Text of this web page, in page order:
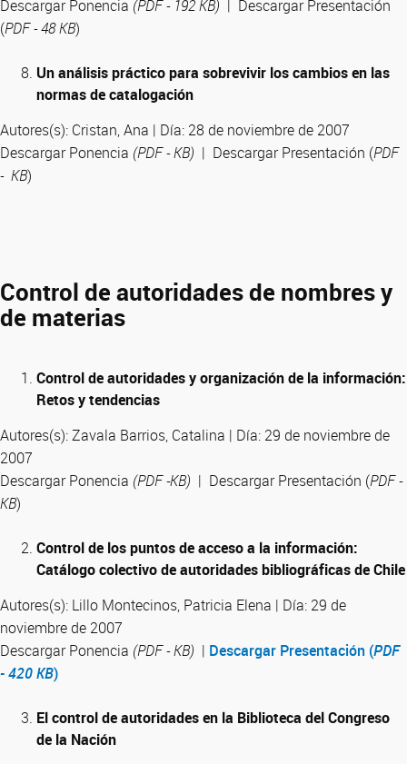
Descargar Ponencia (PDF - 192 KB) | Descargar Presentación
(PDF - 48 KB)
Un análisis práctico para sobrevivir los cambios en las
normas de catalogación
Autores(s): Cristan, Ana | Día: 28 de noviembre de 2007
Descargar Ponencia (PDF - KB) | Descargar Presentación (PDF
- KB)
Control de autoridades de nombres y
de materias
Control de autoridades y organización de la información:
Retos y tendencias
Autores(s): Zavala Barrios, Catalina | Día: 29 de noviembre de
2007
Descargar Ponencia (PDF -KB) | Descargar Presentación (PDF -
KB)
Control de los puntos de acceso a la información:
Catálogo colectivo de autoridades bibliográficas de Chile
Autores(s): Lillo Montecinos, Patricia Elena | Día: 29 de
noviembre de 2007
Descargar Ponencia (PDF - KB) | Descargar Presentación (PDF
- 420 KB)
El control de autoridades en la Biblioteca del Congreso
de la Nación